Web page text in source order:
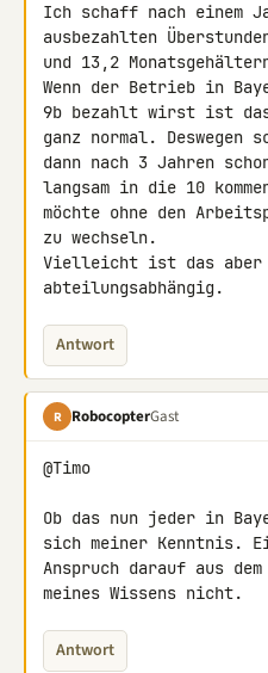
Ich schaff nach einem
ausbezahlten
und 13,2
Wenn der Betrieb in
9b bezahlt wirst ist
ganz normal.
dann nach 3 Jahren
langsam in die 10
möchte ohne den
zu wechseln.
Vielleicht ist das aber
abteilungsabhängig.
Antwort
R RobocopterGast
@Timo
Ob das nun jeder in
sich meiner Kenntnis.
Anspruch darauf aus
meines Wissens nicht.
Antwort